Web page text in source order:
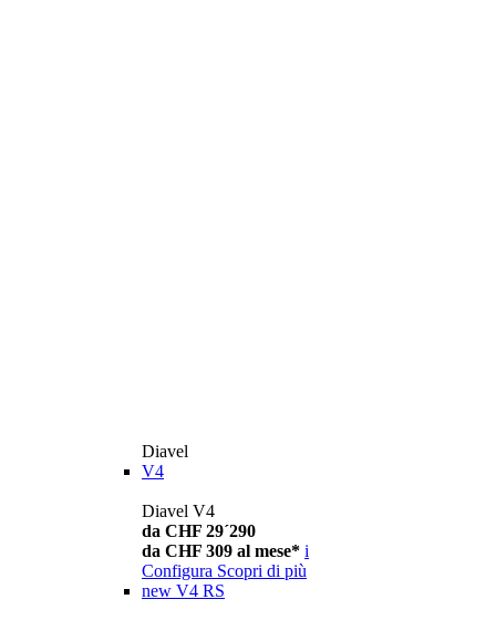
Diavel
V4
Diavel V4
da CHF 29´290
da CHF 309 al mese* i
Configura Scopri di più
new V4 RS